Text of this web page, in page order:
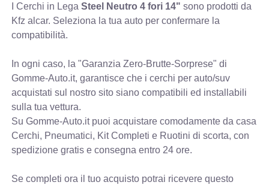
I Cerchi in LegaSteel Neutro 4 fori 14" sono prodotti da
Kfz alcar. Seleziona la tua auto per confermare la
compatibilità.
In ogni caso, la "Garanzia Zero-Brutte-Sorprese" di
Gomme-Auto.it, garantisce che i cerchi per auto/suv
acquistati sul nostro sito siano compatibili ed installabili
sulla tua vettura.
Su Gomme-Auto.it puoi acquistare comodamente da casa
Cerchi, Pneumatici, Kit Completi e Ruotini di scorta, con
spedizione gratis e consegna entro 24 ore.
Se completi ora il tuo acquisto potrai ricevere questo